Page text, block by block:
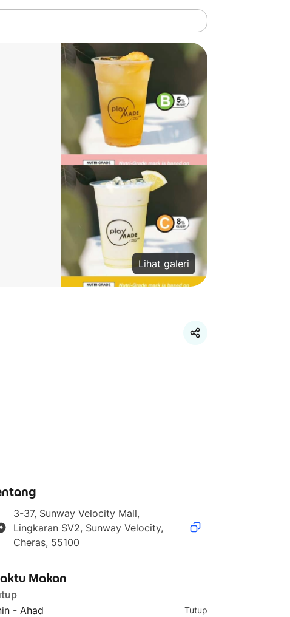
Lihat galeri
3-37, Sunway Velocity Mall,
Lingkaran SV2, Sunway Velocity,
Cheras, 55100
Makan
- Ahad
Tutup